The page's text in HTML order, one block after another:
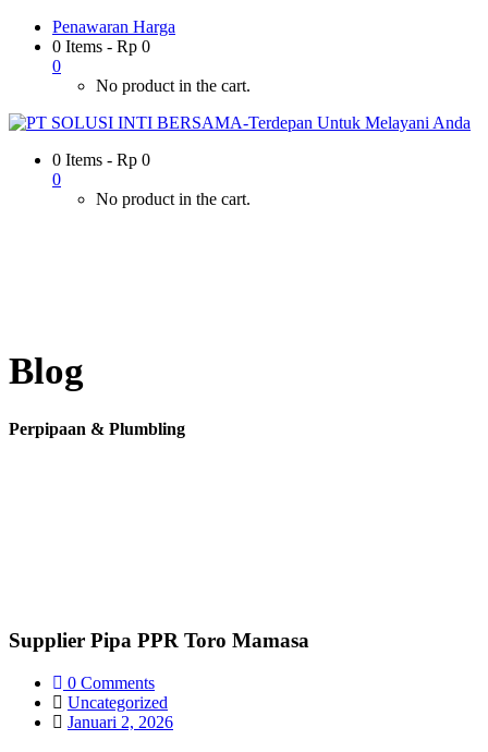
Penawaran Harga
0 Items - Rp 0
0
No product in the cart.
0 Items - Rp 0
0
No product in the cart.
Blog
Perpipaan & Plumbling
Supplier Pipa PPR Toro Mamasa
0 Comments
Uncategorized
Januari 2, 2026